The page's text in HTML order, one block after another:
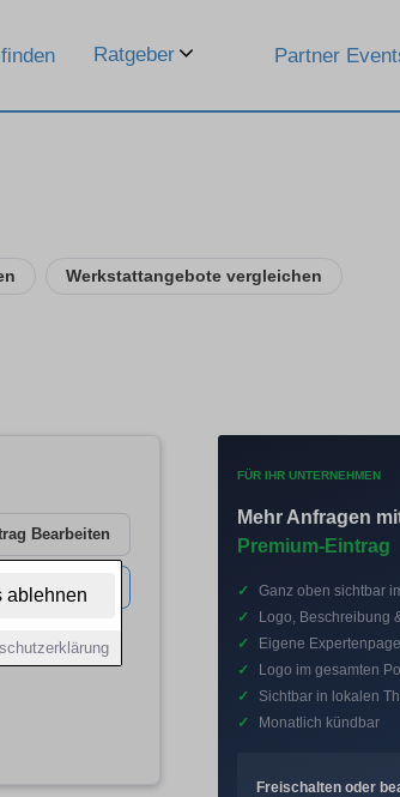
ablehnen
Ratgeber Partner
Werkstattangebote vergleichen
Bearbeiten
Aktivieren
FÜR IHR UNTERNEHMEN
Mehr Anfragen
Premium-Eintrag
✓
Ganz oben sichtbar
✓
Logo, Beschreibung
✓
Eigene Expertenpage
✓
Logo im gesamten
✓
Sichtbar in lokalen
✓
Monatlich kündbar
Freischalten oder